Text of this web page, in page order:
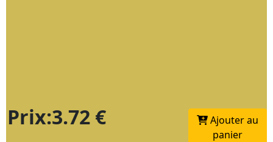
Prix:3.72 €
Ajouter au
panier